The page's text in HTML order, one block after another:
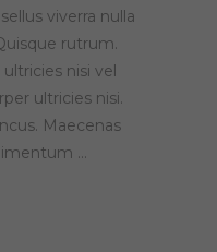
viverra nulla
rutrum.
nisi vel
ultricies nisi.
Maecenas